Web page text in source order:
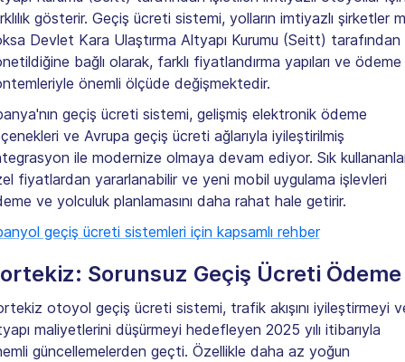
gösterir. Geçiş ücreti sistemi, yolların imtiyazlı şirketler
Devlet Kara Ulaştırma Altyapı Kurumu (Seitt) tarafından
bağlı olarak, farklı fiyatlandırma yapıları ve ödeme
önemli ölçüde değişmektedir.
geçiş ücreti sistemi, gelişmiş elektronik ödeme
ve Avrupa geçiş ücreti ağlarıyla iyileştirilmiş
ile modernize olmaya devam ediyor. Sık
fiyatlardan yararlanabilir ve yeni mobil uygulama işlevleri
ve yolculuk planlamasını daha rahat hale getirir.
geçiş ücreti sistemleri için kapsamlı rehber
Sorunsuz Geçiş Ücreti Ödeme
otoyol geçiş ücreti sistemi, trafik akışını iyileştirmeyi
maliyetlerini düşürmeyi hedefleyen 2025 yılı itibarıyla
güncellemelerden geçti. Özellikle daha az yoğun